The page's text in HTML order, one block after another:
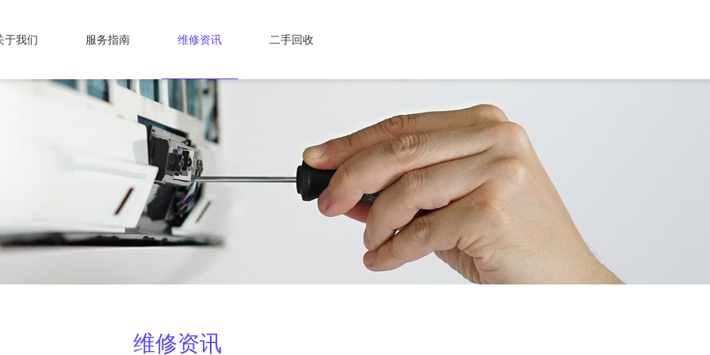
于我们 服务指南 维修资讯 二手回收
维修资讯